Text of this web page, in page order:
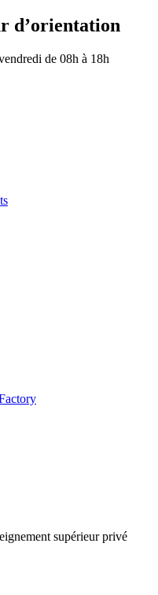
d’orientation
de 08h à 18h
supérieur privé